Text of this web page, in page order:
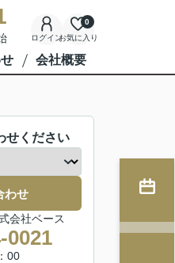
ログインお気に入り
0
会社概要
せください
わせ
会社ベース
0021
00